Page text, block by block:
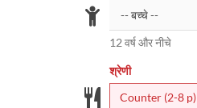
12 वर्ष और नीचे
श्रेणी
Counter (2-8 p)